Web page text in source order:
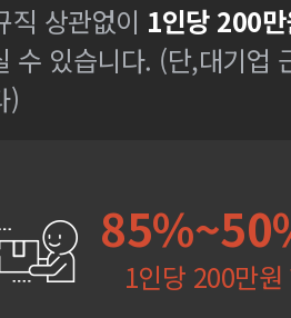
직 상관없이 1인당 200
수 있습니다. (단,대기업
)
1인당 200만원